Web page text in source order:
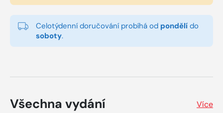
Celotýdenní doručování probíhá od pondělí do
soboty.
Všechna vydání Více